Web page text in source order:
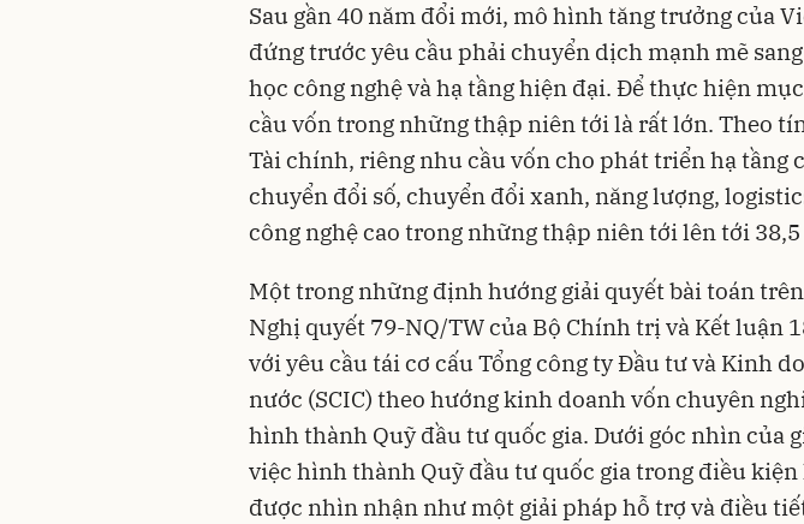
Sau gần 40 năm đổi mới, mô hình tăng trưởng của
đứng trước yêu cầu phải chuyển dịch mạnh mẽ
học công nghệ và hạ tầng hiện đại. Để thực hiện
cầu vốn trong những thập niên tới là rất lớn. Theo
Tài chính, riêng nhu cầu vốn cho phát triển hạ tầng
chuyển đổi số, chuyển đổi xanh, năng lượng,
công nghệ cao trong những thập niên tới lên tới
Một trong những định hướng giải quyết bài toán
Nghị quyết 79-NQ/TW của Bộ Chính trị và Kết luận
với yêu cầu tái cơ cấu Tổng công ty Đầu tư và Kinh
nước (SCIC) theo hướng kinh doanh vốn chuyên
hình thành Quỹ đầu tư quốc gia. Dưới góc nhìn của
việc hình thành Quỹ đầu tư quốc gia trong điều kiện
được nhìn nhận như một giải pháp hỗ trợ và điều